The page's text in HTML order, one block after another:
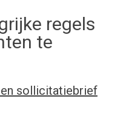
regels
te
sollicitatiebrief